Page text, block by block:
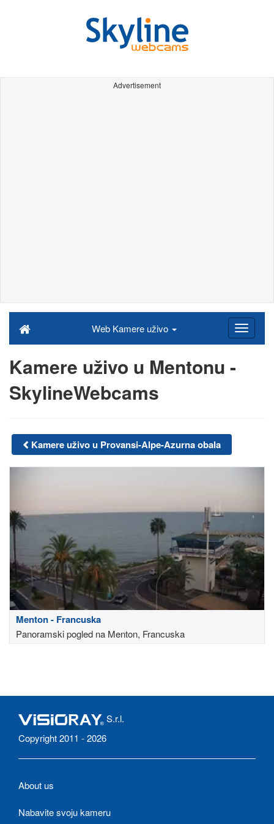
Advertisement
Web Kamere uživo
Kamere uživo u Mentonu -
SkylineWebcams
Kamere uživo u Provansi-Alpe-Azurna obala
Menton - Francuska
Panoramski pogled na Menton, Francuska
S.r.l.
Copyright 2011 - 2026
About us
Nabavite svoju kameru